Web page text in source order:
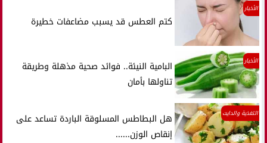
الأخبار
كتم العطس قد يسبب مضاعفات خطيرة
الأخبار
البامية النيئة.. فوائد صحية مذهلة وطريقة
تناولها بأمان
التغذية والدايت
هل البطاطس المسلوقة الباردة تساعد على
إنقاص الوزن......